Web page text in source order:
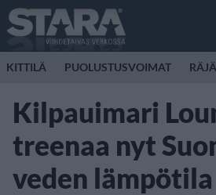
KITTILÄ PUOLUSTUSVOIMAT
Kilpauimari
treenaa nyt
veden